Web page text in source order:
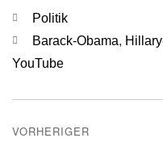
Kategorien
Politik
Schlagwörter
Barack-Obama,
YouTube
VORHERIGER